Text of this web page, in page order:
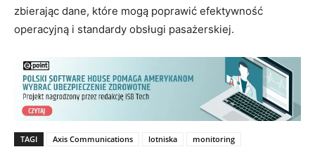
zbierając dane, które mogą poprawić efektywność
operacyjną i standardy obsługi pasażerskiej.
TAGI Axis Communications lotniska monitoring